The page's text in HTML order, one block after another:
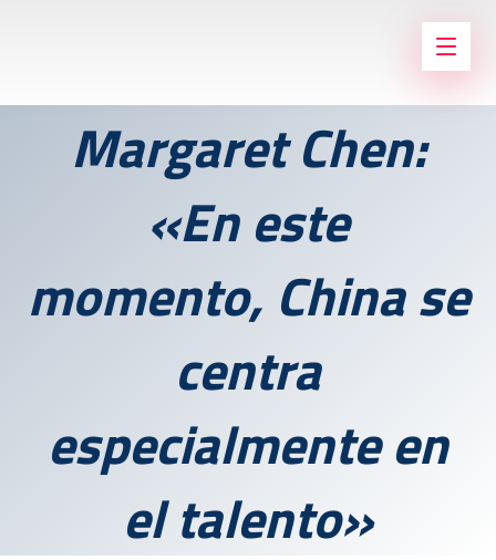
Margaret Chen:
«En este
momento, China se
centra
especialmente en
el talento»